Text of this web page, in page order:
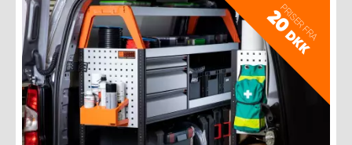
PRISER FRA
20
DKK